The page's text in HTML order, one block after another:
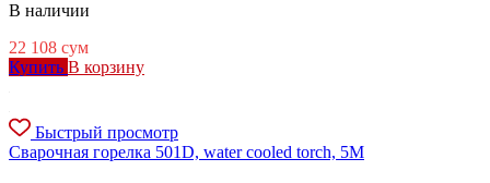
В наличии
22 108 сум
Купить В корзину
Быстрый просмотр
Сварочная горелка 501D, water cooled torch, 5M